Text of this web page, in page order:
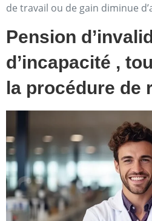
de travail ou de gain diminue
Pension
d’incapacité ,
la procédure de